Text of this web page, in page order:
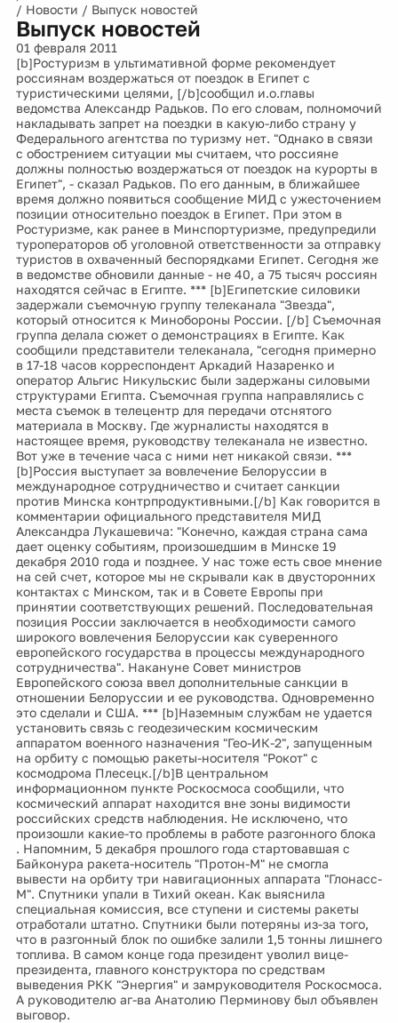
/ Новости / Выпуск новостей
Выпуск новостей
01 февраля 2011
[b]Ростуризм в ультимативной форме рекомендует
россиянам воздержаться от поездок в Египет с
туристическими целями, [/b]сообщил и.о.главы
ведомства Александр Радьков. По его словам, полномочий
накладывать запрет на поездки в какую-либо страну у
Федерального агентства по туризму нет. "Однако в связи
с обострением ситуации мы считаем, что россияне
должны полностью воздержаться от поездок на курорты в
Египет", - сказал Радьков. По его данным, в ближайшее
время должно появиться сообщение МИД с ужесточением
позиции относительно поездок в Египет. При этом в
Ростуризме, как ранее в Минспортуризме, предупредили
туроператоров об уголовной ответственности за отправку
туристов в охваченный беспорядками Египет. Сегодня же
в ведомстве обновили данные - не 40, а 75 тысяч россиян
находятся сейчас в Египте. *** [b]Египетские силовики
задержали съемочную группу телеканала "Звезда",
который относится к Минобороны России. [/b] Съемочная
группа делала сюжет о демонстрациях в Египте. Как
сообщили представители телеканала, "сегодня примерно
в 17-18 часов корреспондент Аркадий Назаренко и
оператор Альгис Никульскис были задержаны силовыми
структурами Египта. Съемочная группа направлялись с
места съемок в телецентр для передачи отснятого
материала в Москву. Где журналисты находятся в
настоящее время, руководству телеканала не известно.
Вот уже в течение часа с ними нет никакой связи. ***
[b]Россия выступает за вовлечение Белоруссии в
международное сотрудничество и считает санкции
против Минска контрпродуктивными.[/b] Как говорится в
комментарии официального представителя МИД
Александра Лукашевича: "Конечно, каждая страна сама
дает оценку событиям, произошедшим в Минске 19
декабря 2010 года и позднее. У нас тоже есть свое мнение
на сей счет, которое мы не скрывали как в двусторонних
контактах с Минском, так и в Совете Европы при
принятии соответствующих решений. Последовательная
позиция России заключается в необходимости самого
широкого вовлечения Белоруссии как суверенного
европейского государства в процессы международного
сотрудничества". Накануне Совет министров
Европейского союза ввел дополнительные санкции в
отношении Белоруссии и ее руководства. Одновременно
это сделали и США. *** [b]Наземным службам не удается
установить связь с геодезическим космическим
аппаратом военного назначения "Гео-ИК-2", запущенным
на орбиту с помощью ракеты-носителя "Рокот" с
космодрома Плесецк.[/b]В центральном
информационном пункте Роскосмоса сообщили, что
космический аппарат находится вне зоны видимости
российских средств наблюдения. Не исключено, что
произошли какие-то проблемы в работе разгонного блока
. Напомним, 5 декабря прошлого года стартовавшая с
Байконура ракета-носитель "Протон-М" не смогла
вывести на орбиту три навигационных аппарата "Глонасс-
М". Спутники упали в Тихий океан. Как выяснила
специальная комиссия, все ступени и системы ракеты
отработали штатно. Спутники были потеряны из-за того,
что в разгонный блок по ошибке залили 1,5 тонны лишнего
топлива. В самом конце года президент уволил вице-
президента, главного конструктора по средствам
выведения РКК "Энергия" и замруководителя Роскосмоса.
А руководителю аг-ва Анатолию Перминову был объявлен
выговор.